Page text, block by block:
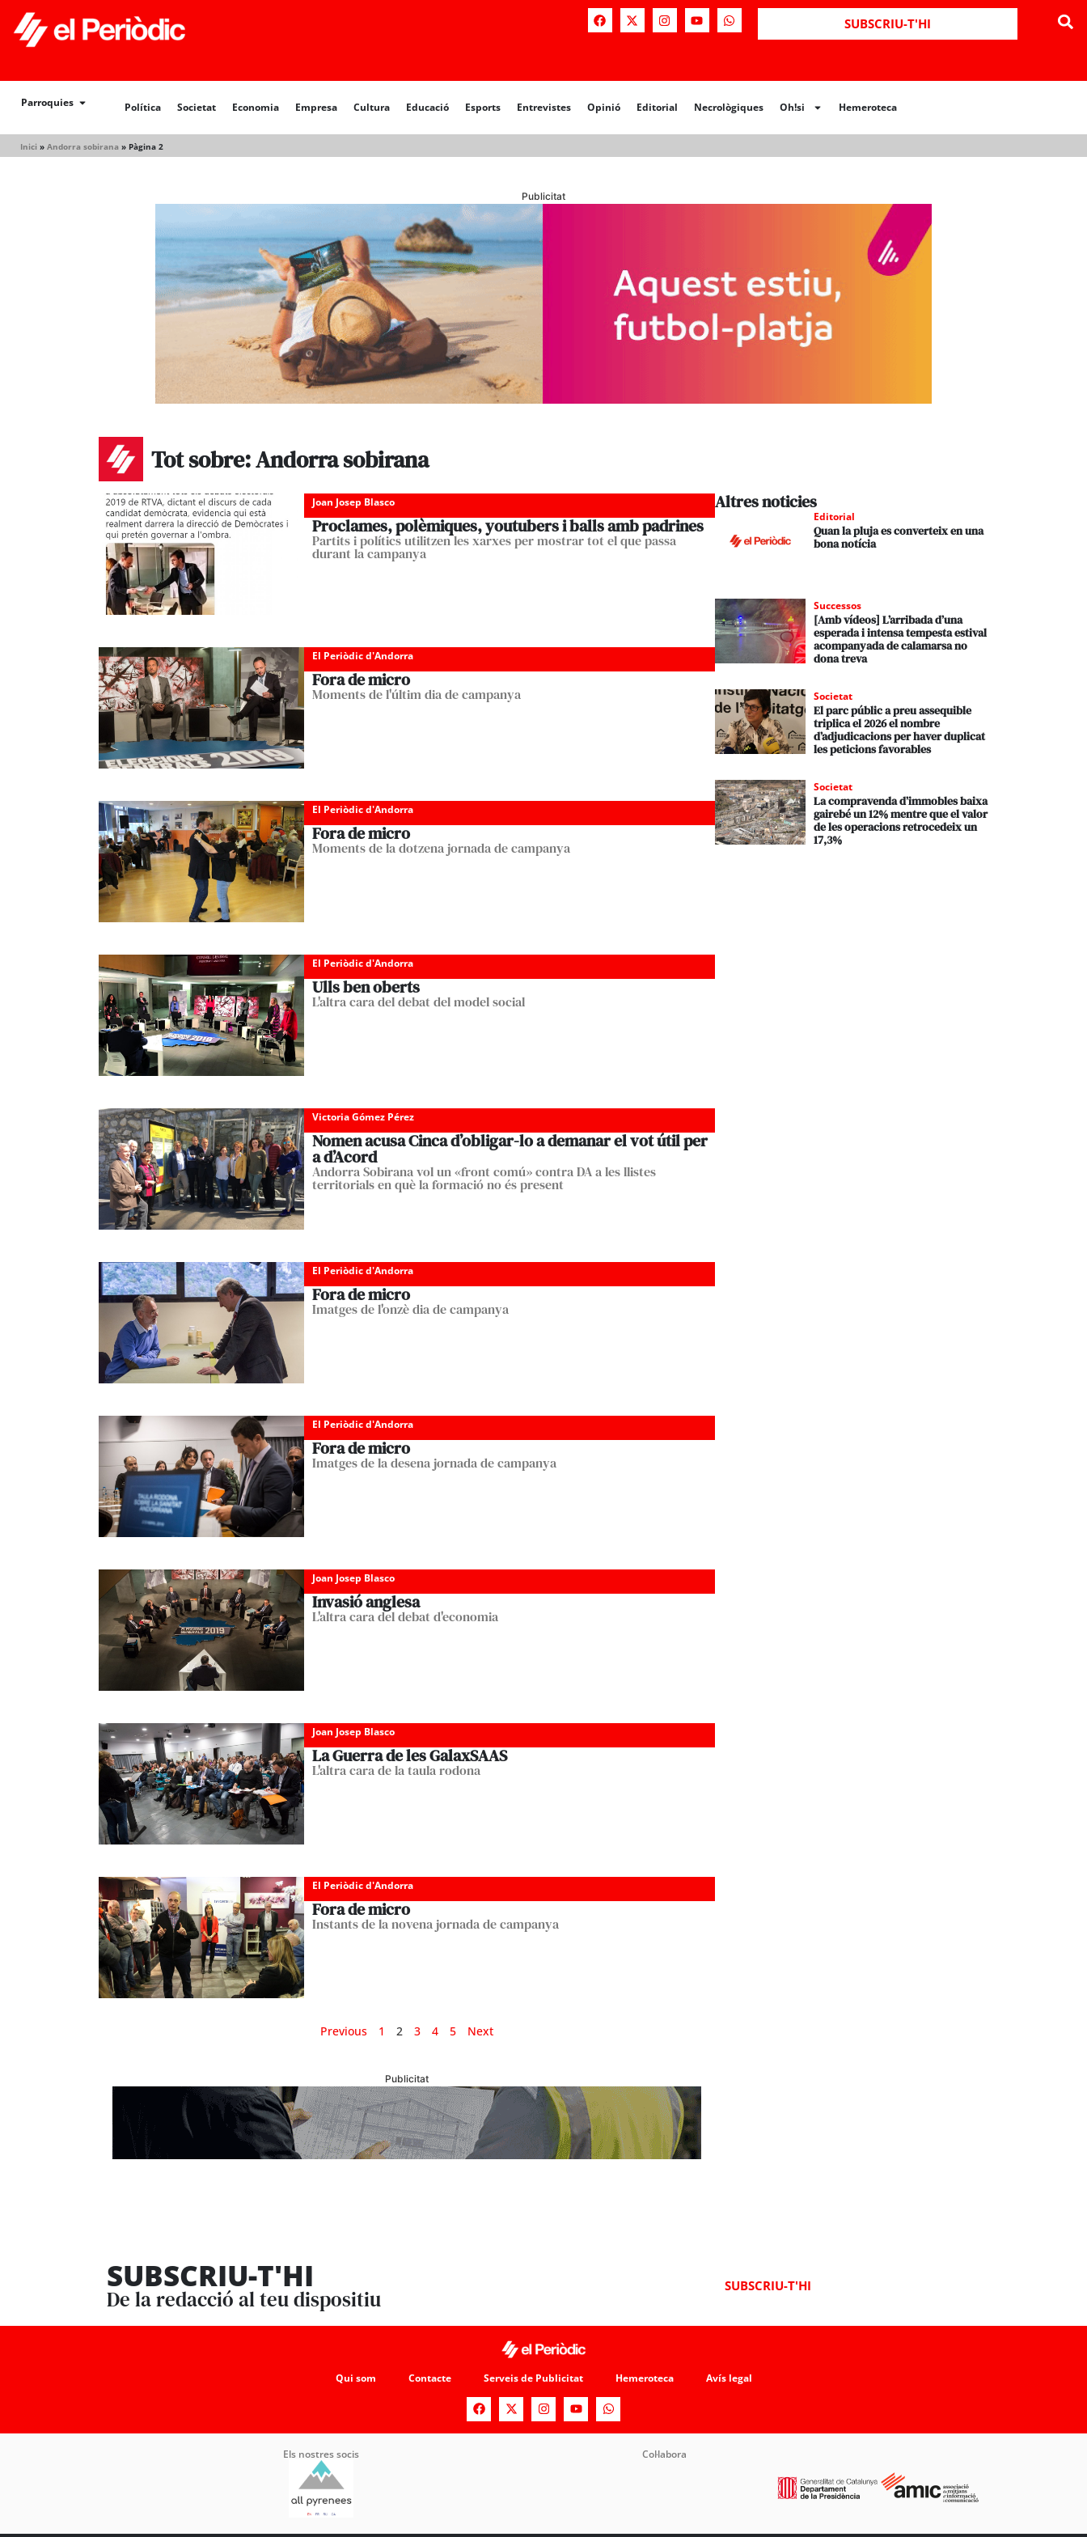
SUBSCRIU-T'HI
Parroquies Política Societat Economia Empresa Cultura Educació Esports Entrevistes Opinió Editorial Necrològiques Oh!si Hemeroteca
Inici » Andorra sobirana » Pàgina 2
Política Societat Opinió Editorial Necrològiques Hemeroteca
Publicitat
Tot sobre: Andorra sobirana
Joan Josep Blasco
Proclames, polèmiques, youtubers i balls amb padrines
Partits i polítics utilitzen les xarxes per mostrar tot el que passa
durant la campanya
El Periòdic d'Andorra
Fora de micro
Moments de l'últim dia de campanya
El Periòdic d'Andorra
Fora de micro
Moments de la dotzena jornada de campanya
El Periòdic d'Andorra
Ulls ben oberts
L'altra cara del debat del model social
Victoria Gómez Pérez
Nomen acusa Cinca d’obligar-lo a demanar el vot útil per
a d’Acord
Andorra Sobirana vol un «front comú» contra DA a les llistes
territorials en què la formació no és present
El Periòdic d'Andorra
Fora de micro
Imatges de l'onzè dia de campanya
El Periòdic d'Andorra
Fora de micro
Imatges de la desena jornada de campanya
Joan Josep Blasco
Invasió anglesa
L'altra cara del debat d'economia
Joan Josep Blasco
La Guerra de les GalaxSAAS
L'altra cara de la taula rodona
El Periòdic d'Andorra
Fora de micro
Instants de la novena jornada de campanya
Previous 1 2 3 4 5 Next
Publicitat
Altres noticies
Editorial
Quan la pluja es converteix en una
bona notícia
Successos
[Amb vídeos] L’arribada d’una
esperada i intensa tempesta estival
acompanyada de calamarsa no
dona treva
Societat
El parc públic a preu assequible
triplica el 2026 el nombre
d’adjudicacions per haver duplicat
les peticions favorables
Societat
La compravenda d’immobles baixa
gairebé un 12% mentre que el valor
de les operacions retrocedeix un
17,3%
SUBSCRIU-T'HI
De la redacció al teu dispositiu
SUBSCRIU-T'HI
Qui som Contacte Serveis de Publicitat Hemeroteca Avís legal
Els nostres socis Col·labora